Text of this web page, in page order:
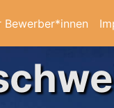
Bewerber*innen